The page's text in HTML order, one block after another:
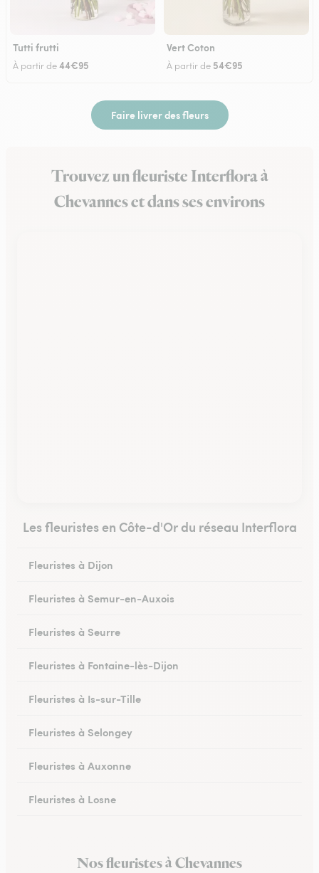
Tutti frutti
À partir de44€95
Vert Coton
À partir de 54€95
Faire livrer des fleurs
Trouvez un fleuriste Interflora à
Chevannes et dans ses environs
Les fleuristes en Côte-d'Or du réseau Interflora
Fleuristes à Dijon
Fleuristes à Semur-en-Auxois
Fleuristes à Seurre
Fleuristes à Fontaine-lès-Dijon
Fleuristes à Is-sur-Tille
Fleuristes à Selongey
Fleuristes à Auxonne
Fleuristes à Losne
Fleuristes à Meursault
Nos fleuristes à Chevannes